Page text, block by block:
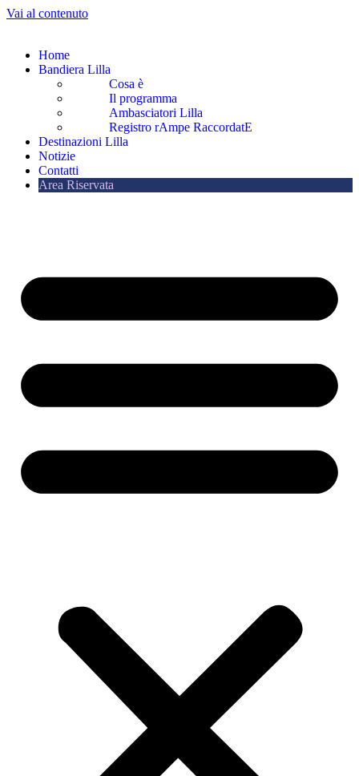
Vai al contenuto
Home
Bandiera Lilla
Cosa è
Il programma
Ambasciatori Lilla
Registro rAmpe RaccordatE
Destinazioni Lilla
Notizie
Contatti
Area Riservata